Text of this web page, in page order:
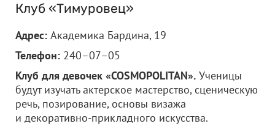
Клуб «Тимуровец»
Адрес: Академика Бардина, 19
Телефон: 240–07–05
Клуб для девочек «COSMOPOLITAN». Ученицы
будут изучать актерское мастерство, сценическую
речь, позирование, основы визажа
и декоративно-прикладного искусства.